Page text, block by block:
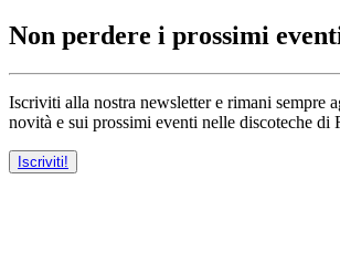
Non perdere i prossimi
Iscriviti alla nostra newsletter e rimani sempre
novità e sui prossimi eventi nelle discoteche di
Iscriviti!